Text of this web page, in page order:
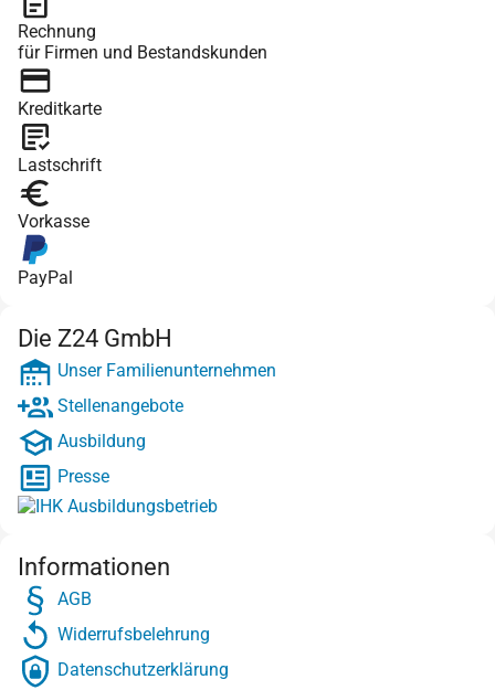
Rechnung
für Firmen und Bestandskunden
Kreditkarte
Lastschrift
Vorkasse
PayPal
Die Z24 GmbH
Unser Familienunternehmen
Stellenangebote
Ausbildung
Presse
Informationen
AGB
Widerrufsbelehrung
Datenschutzerklärung